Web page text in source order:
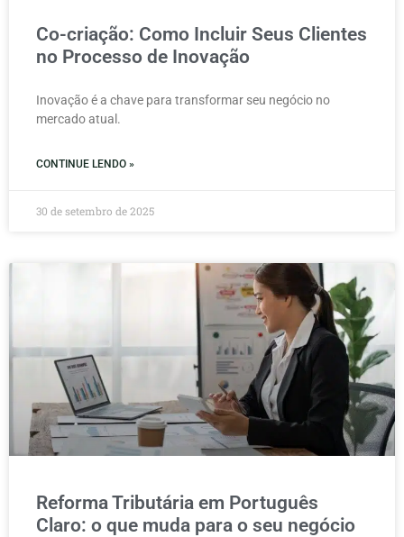
Co-criação: Como Incluir Seus Clientes
no Processo de Inovação
Inovação é a chave para transformar seu negócio no
mercado atual.
CONTINUE LENDO »
30 de setembro de 2025
Reforma Tributária em Português
Claro: o que muda para o seu negócio